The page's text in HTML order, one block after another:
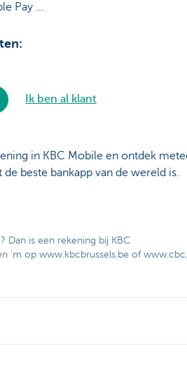
Pay ...
Ik ben al klant
in KBC Mobile en ontdek
beste bankapp van de wereld is.
Dan is een rekening bij KBC
'm op www.kbcbrussels.be of